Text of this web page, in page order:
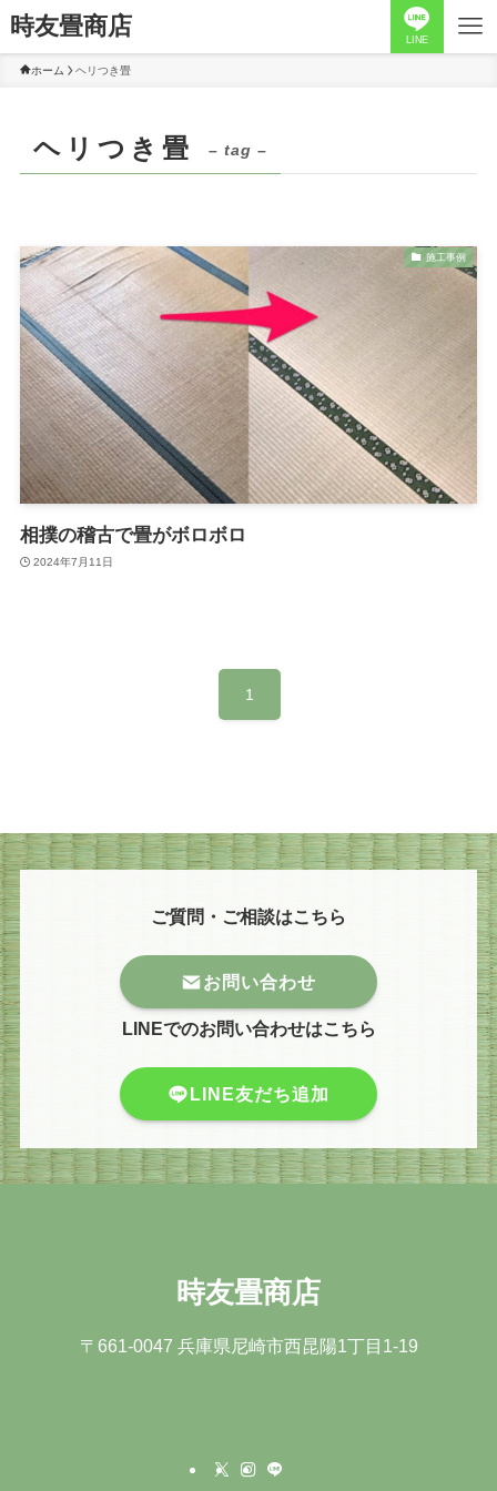
時友畳商店 LINE
ホーム ヘリつき畳
ヘリつき畳 – tag –
施工事例
相撲の稽古で畳がボロボロ
2024年7月11日
1
ご質問・ご相談はこちら
お問い合わせ
LINEでのお問い合わせはこちら
LINE友だち追加
時友畳商店
〒661-0047 兵庫県尼崎市⻄昆陽1丁⽬1-19